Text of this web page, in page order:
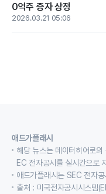
0억주 증자 상정
2026.03.21 05:06
애드가플래시
해당 뉴스는 데이터히어로의
EC 전자공시를 실시간으로
애드가플래시는 SEC 전자
출처 : 미국전자공시시스템